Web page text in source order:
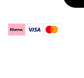
KlarnaVisa Mastercard